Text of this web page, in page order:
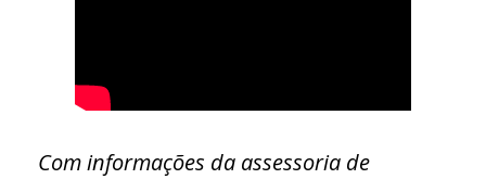
Com informações da assessoria de